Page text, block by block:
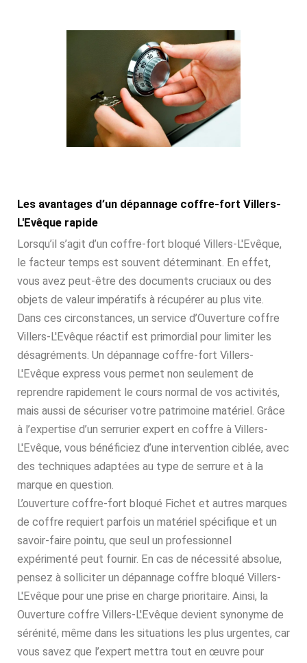
Les avantages d’un dépannage coffre-fort Villers-
L'Evêque rapide
Lorsqu’il s’agit d’un coffre-fort bloqué Villers-L'Evêque,
le facteur temps est souvent déterminant. En effet,
vous avez peut-être des documents cruciaux ou des
objets de valeur impératifs à récupérer au plus vite.
Dans ces circonstances, un service d’Ouverture coffre
Villers-L'Evêque réactif est primordial pour limiter les
désagréments. Un dépannage coffre-fort Villers-
L'Evêque express vous permet non seulement de
reprendre rapidement le cours normal de vos activités,
mais aussi de sécuriser votre patrimoine matériel. Grâce
à l’expertise d’un serrurier expert en coffre à Villers-
L'Evêque, vous bénéficiez d’une intervention ciblée, avec
des techniques adaptées au type de serrure et à la
marque en question.
L’ouverture coffre-fort bloqué Fichet et autres marques
de coffre requiert parfois un matériel spécifique et un
savoir-faire pointu, que seul un professionnel
expérimenté peut fournir. En cas de nécessité absolue,
pensez à solliciter un dépannage coffre bloqué Villers-
L'Evêque pour une prise en charge prioritaire. Ainsi, la
Ouverture coffre Villers-L'Evêque devient synonyme de
sérénité, même dans les situations les plus urgentes, car
vous savez que l’expert mettra tout en œuvre pour